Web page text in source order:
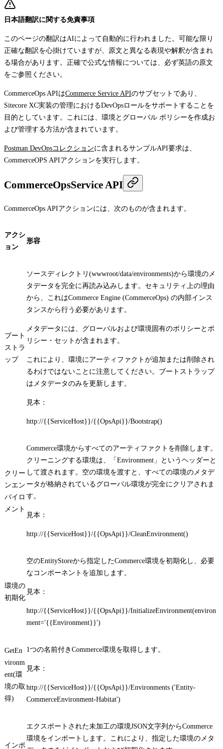
日本語翻訳に関する免責事項
このページの翻訳はAIによって自動的に行われました。可能な限り
正確な翻訳を心掛けていますが、原文と異なる表現や解釈が含まれ
る場合があります。正確で公式な情報については、必ず英語の原文
をご参照ください。
CommerceOps APIはCommerce Service APIのサブセットであり、
Sitecore XC実装の管理におけるDevOpsロールをサポートすることを
目的としています。これには、環境とグローバル ポリシーを作成お
よび管理する方法が含まれています。
Postman DevOpsコレクションに含まれるサンプルAPI要求は、
CommerceOPS APIアクションを実行します。
CommerceOpsService API
CommerceOps APIアクションには、次のものが含まれます。
アクシ
ョン
形容
ブート
ストラ
ップ
ソースディレクトリ(wwwroot/data/environments)から環境のメ
タデータを完全に再読み込みします。セキュリティ上の理由
から、これはCommerce Engine (CommerceOps) の内部インス
タンスから行う必要があります。
メタデータには、グローバルおよび環境固有のポリシーとポ
リシー・セットが含まれます。
これにより、環境にアーティファクトが追加または削除され
るわけではないことに注意してください。ブートストラップ
はメタデータのみを更新します。
見本：
http://{{ServiceHost}}/{{OpsApi}}/Bootstrap()
クリー
ンエン
バイロ
メント
Commerce環境からすべてのアーティファクトを削除します。
クリーニングする環境は、「Environment」というヘッダーと
して渡されます。空の環境を渡すと、すべての環境のメタデ
ータが格納されているグローバル環境が完全にクリアされま
す。
見本：
http://{{ServiceHost}}/{{OpsApi}}/CleanEnvironment()
環境の
初期化
空のEntityStoreから指定したCommerce環境を初期化し、必要
なコンポーネントを追加します。
見本：
http://{{ServiceHost}}/{{OpsApi}}/InitializeEnvironment(environ
ment='{{Environment}}')
GetEn
vironm
ent(環
境の取
得)
1つの名前付きCommerce環境を取得します。
見本：
http://{{ServiceHost}}/{{OpsApi}}/Environments ('Entity-
CommerceEnvironment-Habitat')
インポ
エクスポートされた未加工の環境JSON文字列からCommerce
環境をインポートします。これにより、指定した環境のメタ